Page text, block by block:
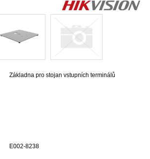
Základna pro stojan vstupních terminálů
E002-8238